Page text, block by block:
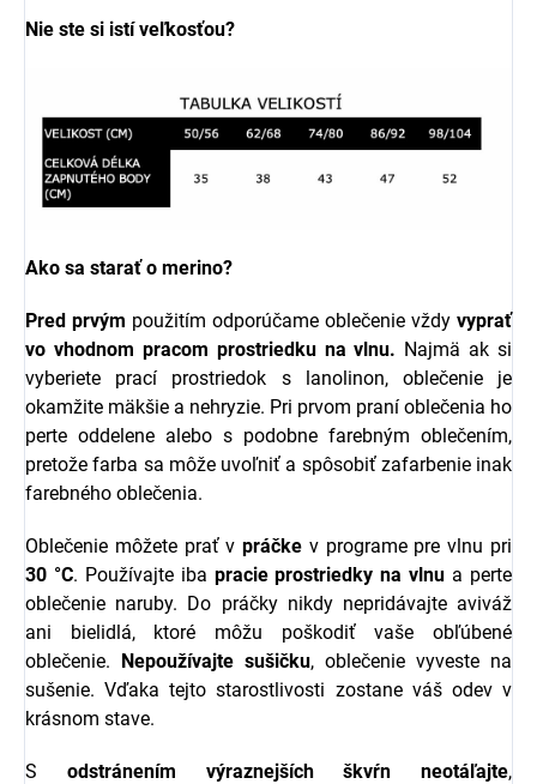
Nie ste si istí veľkosťou?
Ako sa starať o merino?
Pred prvým použitím odporúčame oblečenie vždy vyprať
vo vhodnom pracom prostriedku na vlnu. Najmä ak si
vyberiete prací prostriedok s lanolinon, oblečenie je
okamžite mäkšie a nehryzie. Pri prvom praní oblečenia ho
perte oddelene alebo s podobne farebným oblečením,
pretože farba sa môže uvoľniť a spôsobiť zafarbenie inak
farebného oblečenia.
Oblečenie môžete prať vpráčke v programe pre vlnu pri
30 °C. Používajte iba pracie prostriedky na vlnu a perte
oblečenie naruby. Do práčky nikdy nepridávajte aviváž
ani bielidlá, ktoré môžu poškodiť vaše obľúbené
oblečenie. Nepoužívajte sušičku, oblečenie vyveste na
sušenie. Vďaka tejto starostlivosti zostane váš odev v
krásnom stave.
S odstránením výraznejších škvŕn neotáľajte,